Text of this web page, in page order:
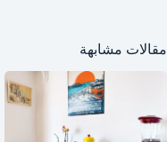
مقالات مشابهة